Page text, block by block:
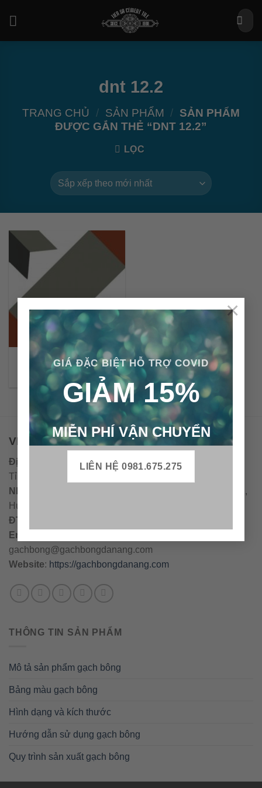
GIÁ ĐẶC BIỆT HỖ TRỢ COVID
GIẢM 15%
MIỄN PHÍ VẬN CHUYỂN
LIÊN HỆ 0981.675.275
×
Tìm
kiếm:
dnt 12.2
TRANG CHỦ / SẢN PHẨM / SẢN PHẨM
ĐƯỢC GẮN THẺ “DNT 12.2”
LỌC
Gạch bông cổ điển CTS
12.2
VPĐD - CTY TNHH GẠCH BÔNG VIỆT NAM
Địa chỉ:
CCN Quán Lát, Xã Đức Chánh, Huyện Mộ Đức,
Tỉnh Quảng Ngãi
Nhà máy miền trung:
L1 CCN Quán Lát, Xã Đức Chánh,
Huyện Mộ Đức, Tỉnh Quảng Ngãi, Việt Nam
ĐT
Email
gachbong@gachbongdanang.com
Website: https://gachbongdanang.com
THÔNG TIN SẢN PHẨM
Mô tả sản phẩm gạch bông
Bảng màu gạch bông
Hình dạng và kích thước
Hướng dẫn sử dụng gạch bông
Quy trình sản xuất gạch bông